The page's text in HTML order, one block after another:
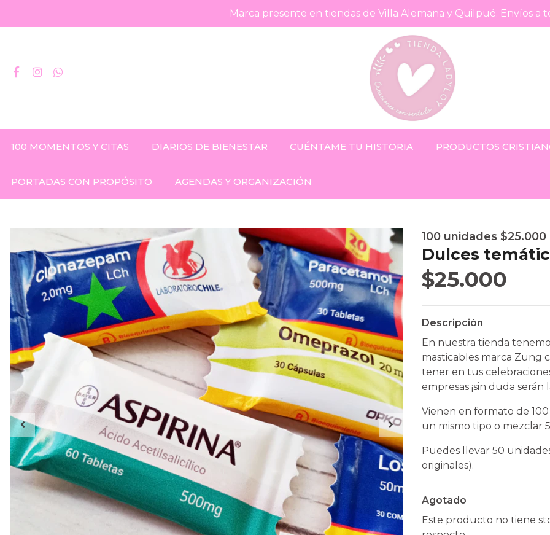
Marca presente en tiendas de Villa Alemana y Quilpué. Envíos a
100 MOMENTOS Y CITAS DIARIOS DE BIENESTAR CUÉNTAME TU HISTORIA PRODUCTOS
PORTADAS CON PROPÓSITO AGENDAS Y ORGANIZACIÓN
100 unidades $25.000
Dulces
$25.000
Descripción
En nuestra tienda
masticables marca Zung
tener en tus
empresas ¡sin duda
Vienen en formato de
un mismo tipo o mezclar
Puedes llevar 50
originales).
Agotado
Este producto no tiene